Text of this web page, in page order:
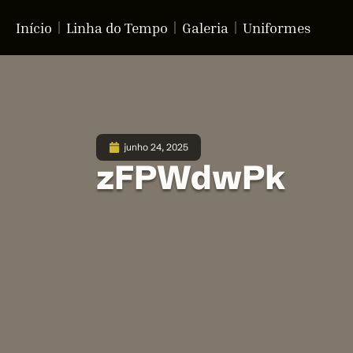
Início Linha do Tempo Galeria Uniformes
junho 24, 2025
zFPWdwPk